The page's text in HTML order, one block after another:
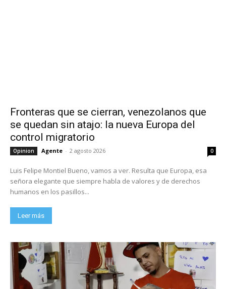
Fronteras que se cierran, venezolanos que
se quedan sin atajo: la nueva Europa del
control migratorio
Opinion Agente - 2 agosto 2026 0
Luis Felipe Montiel Bueno, vamos a ver. Resulta que Europa, esa
señora elegante que siempre habla de valores y de derechos
humanos en los pasillos...
Leer más